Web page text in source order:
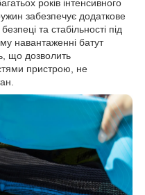
років інтенсивного
забезпечує додаткове
та стабільності під
навантаженні батут
що дозволить
пристрою, не